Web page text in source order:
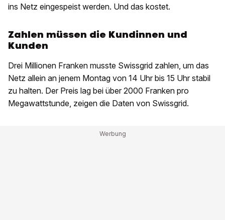
ins Netz eingespeist werden. Und das kostet.
Zahlen müssen die Kundinnen und
Kunden
Drei Millionen Franken musste Swissgrid zahlen, um das
Netz allein an jenem Montag von 14 Uhr bis 15 Uhr stabil
zu halten. Der Preis lag bei über 2000 Franken pro
Megawattstunde, zeigen die Daten von Swissgrid.